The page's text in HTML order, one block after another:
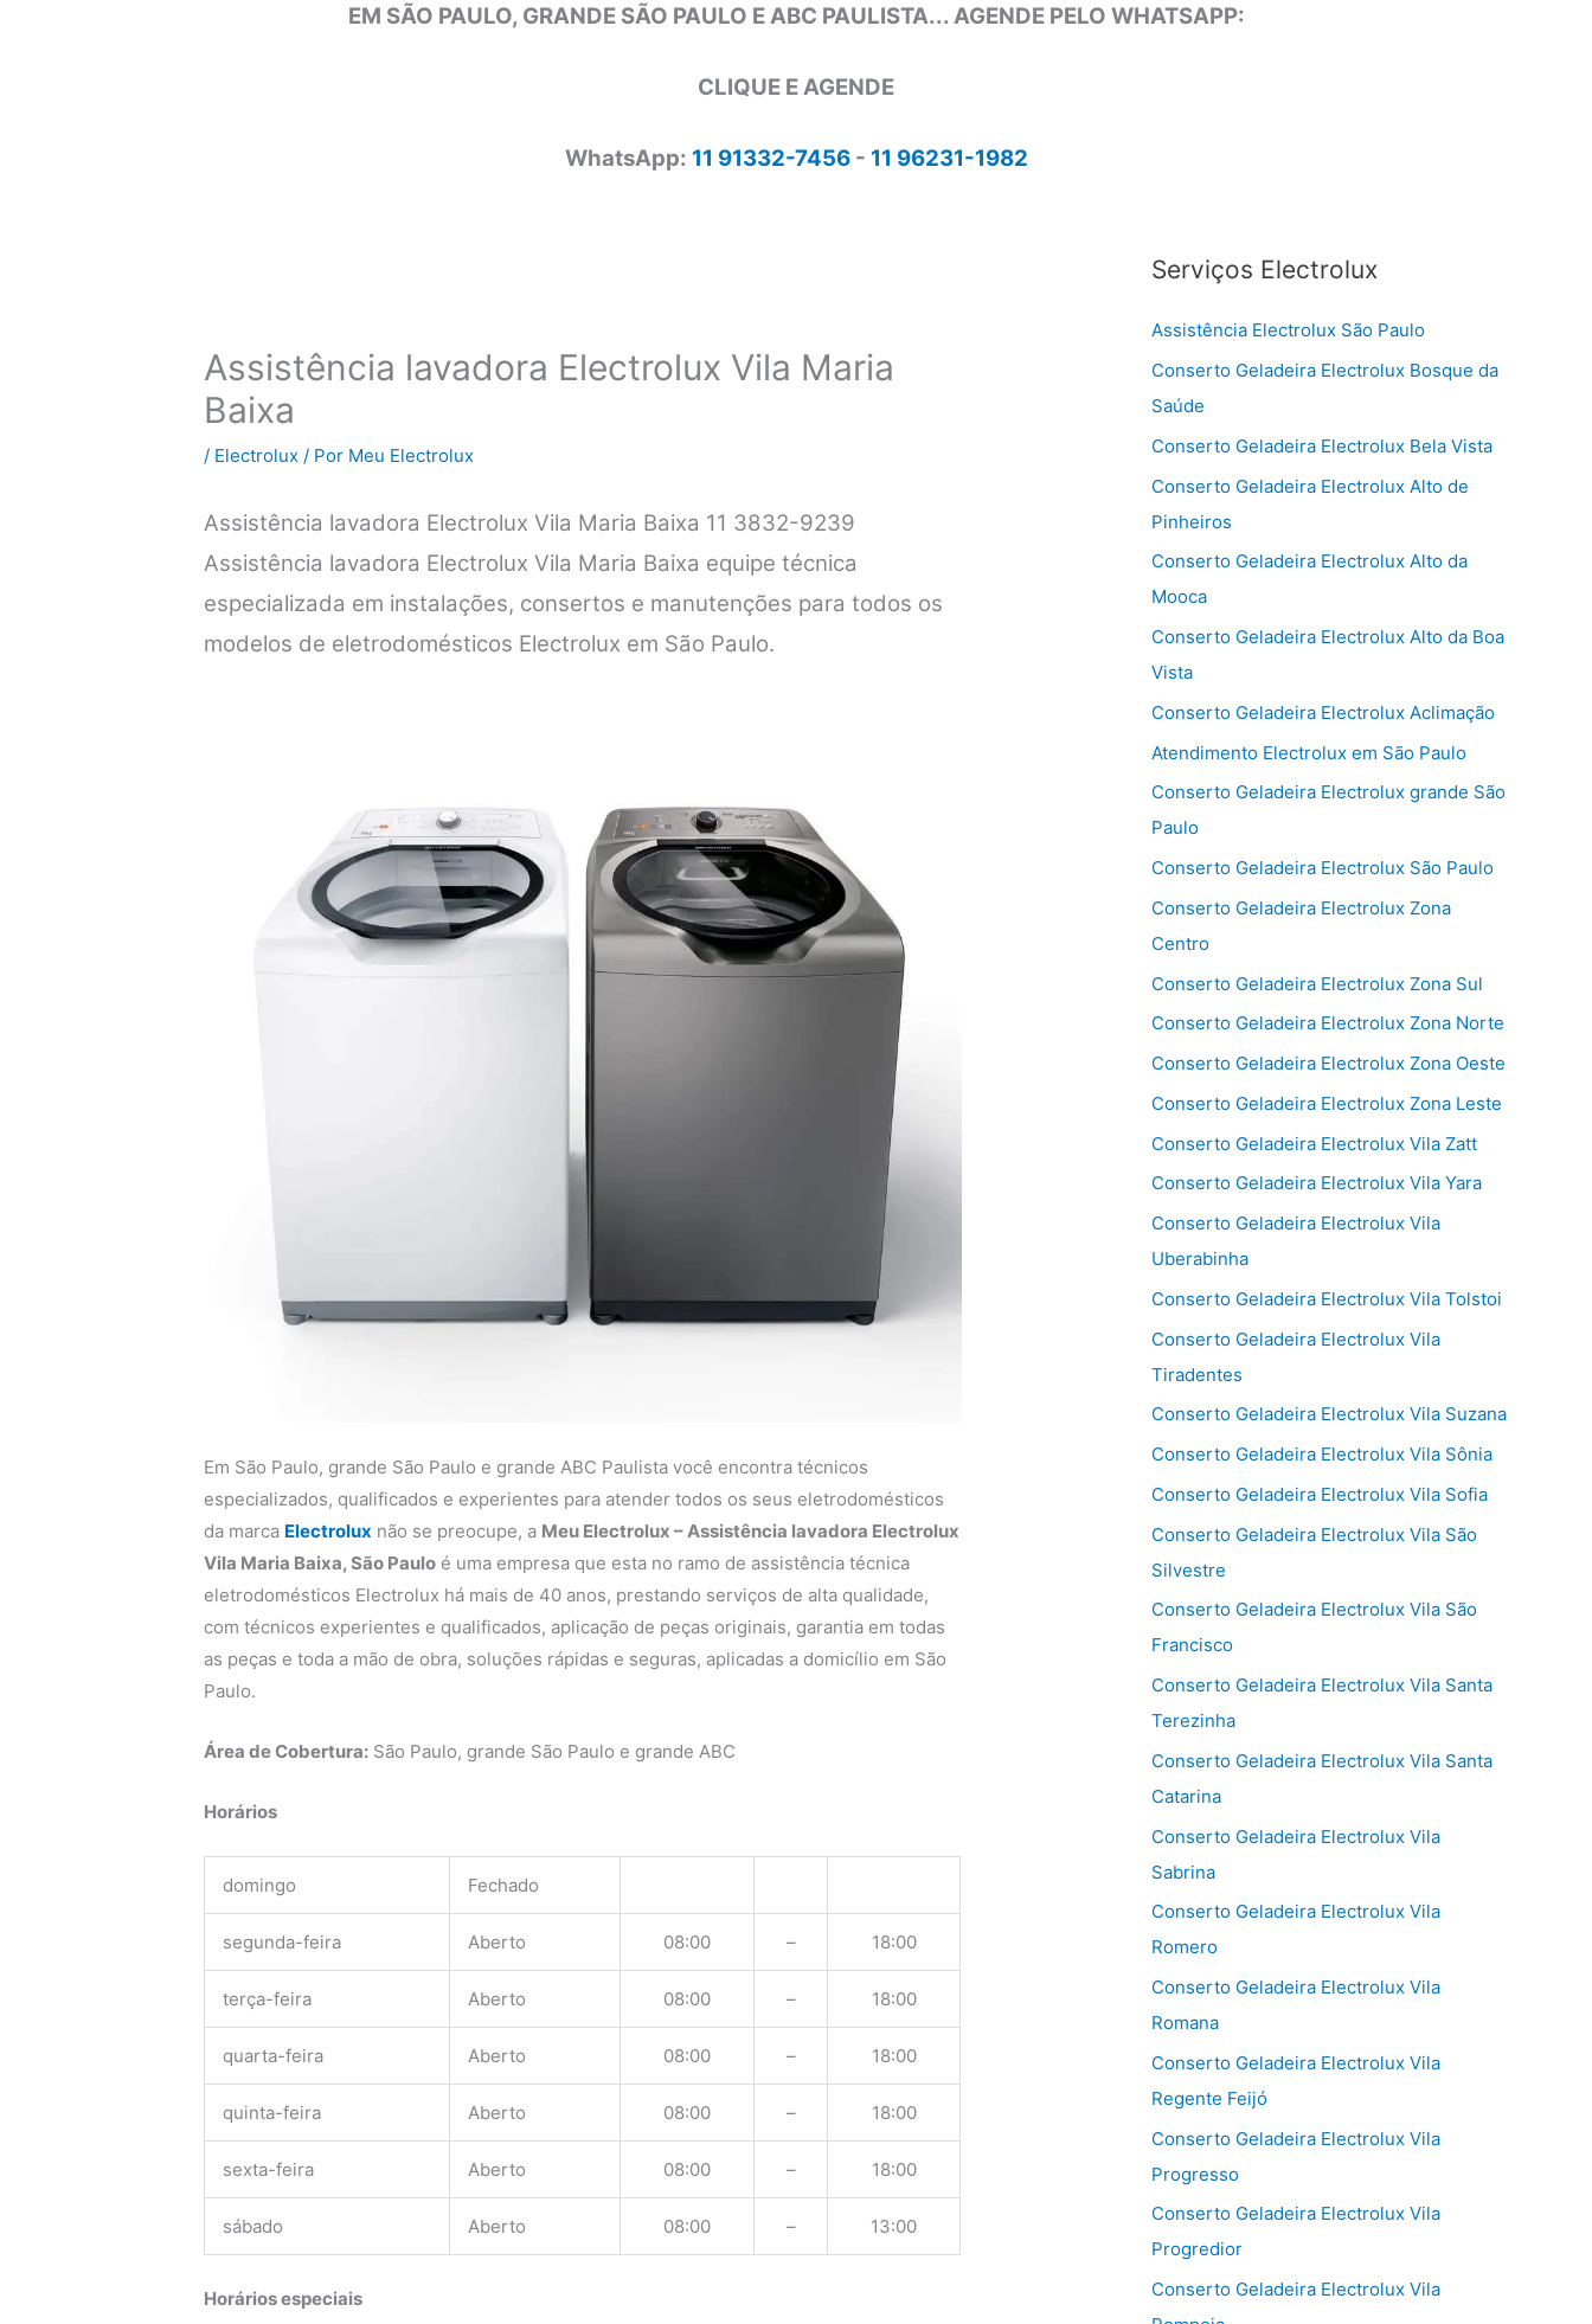
EM SÃO PAULO, GRANDE SÃO PAULO E ABC PAULISTA... AGENDE PELO WHATSAPP:
CLIQUE E AGENDE
WhatsApp: 11 91332-7456- 11 96231-1982
Assistência lavadora Electrolux Vila Maria
Baixa
/ Electrolux / Por Meu Electrolux
Assistência lavadora Electrolux Vila Maria Baixa 11 3832-9239
Assistência lavadora Electrolux Vila Maria Baixa equipe técnica
especializada em instalações, consertos e manutenções para todos os
modelos de eletrodomésticos Electrolux em São Paulo.
Em São Paulo, grande São Paulo e grande ABC Paulista você encontra técnicos
especializados, qualificados e experientes para atender todos os seus eletrodomésticos
da marca Electrolux não se preocupe, a Meu Electrolux – Assistência lavadora Electrolux
Vila Maria Baixa, São Paulo é uma empresa que esta no ramo de assistência técnica
eletrodomésticos Electrolux há mais de 40 anos, prestando serviços de alta qualidade,
com técnicos experientes e qualificados, aplicação de peças originais, garantia em todas
as peças e toda a mão de obra, soluções rápidas e seguras, aplicadas a domicílio em São
Paulo.
Área de Cobertura: São Paulo, grande São Paulo e grande ABC
Horários
domingo Fechado
segunda-feira Aberto 08:00 – 18:00
terça-feira Aberto 08:00 – 18:00
quarta-feira Aberto 08:00 – 18:00
quinta-feira Aberto 08:00 – 18:00
sexta-feira Aberto 08:00 – 18:00
sábado Aberto 08:00 – 13:00
Horários especiais
Serviços Electrolux
Assistência Electrolux São Paulo
Conserto Geladeira Electrolux Bosque da
Saúde
Conserto Geladeira Electrolux Bela Vista
Conserto Geladeira Electrolux Alto de
Pinheiros
Conserto Geladeira Electrolux Alto da
Mooca
Conserto Geladeira Electrolux Alto da Boa
Vista
Conserto Geladeira Electrolux Aclimação
Atendimento Electrolux em São Paulo
Conserto Geladeira Electrolux grande São
Paulo
Conserto Geladeira Electrolux São Paulo
Conserto Geladeira Electrolux Zona
Centro
Conserto Geladeira Electrolux Zona Sul
Conserto Geladeira Electrolux Zona Norte
Conserto Geladeira Electrolux Zona Oeste
Conserto Geladeira Electrolux Zona Leste
Conserto Geladeira Electrolux Vila Zatt
Conserto Geladeira Electrolux Vila Yara
Conserto Geladeira Electrolux Vila
Uberabinha
Conserto Geladeira Electrolux Vila Tolstoi
Conserto Geladeira Electrolux Vila
Tiradentes
Conserto Geladeira Electrolux Vila Suzana
Conserto Geladeira Electrolux Vila Sônia
Conserto Geladeira Electrolux Vila Sofia
Conserto Geladeira Electrolux Vila São
Silvestre
Conserto Geladeira Electrolux Vila São
Francisco
Conserto Geladeira Electrolux Vila Santa
Terezinha
Conserto Geladeira Electrolux Vila Santa
Catarina
Conserto Geladeira Electrolux Vila
Sabrina
Conserto Geladeira Electrolux Vila
Romero
Conserto Geladeira Electrolux Vila
Romana
Conserto Geladeira Electrolux Vila
Regente Feijó
Conserto Geladeira Electrolux Vila
Progresso
Conserto Geladeira Electrolux Vila
Progredior
Conserto Geladeira Electrolux Vila